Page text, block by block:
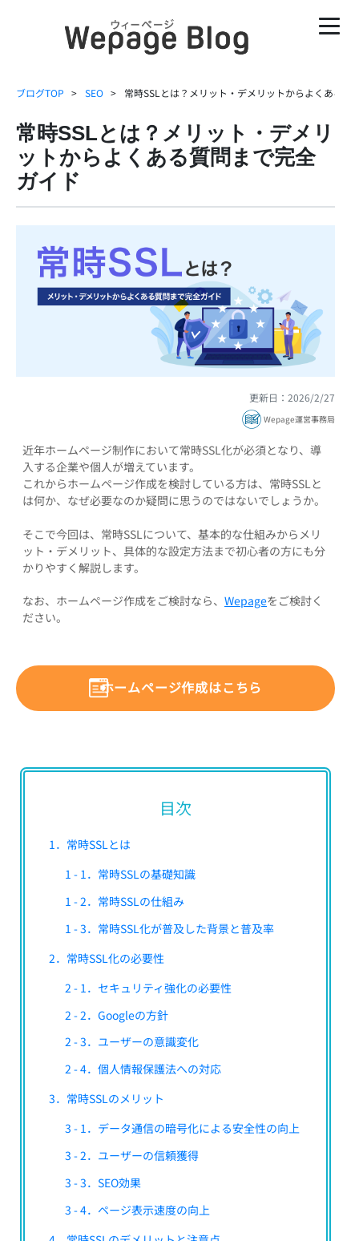
ブログTOP SEO 常時SSLとは？メリット・デメリットからよくある質
常時SSLとは？メリット・デメリ
ットからよくある質問まで完全
ガイド
更新日：2026/2/27
Wepage運営事務局
近年ホームページ制作において常時SSL化が必須となり、導
入する企業や個人が増えています。
これからホームページ作成を検討している方は、常時SSLと
は何か、なぜ必要なのか疑問に思うのではないでしょうか。
そこで今回は、常時SSLについて、基本的な仕組みからメリ
ット・デメリット、具体的な設定方法まで初心者の方にも分
かりやすく解説します。
なお、ホームページ作成をご検討なら、 Wepageをご検討く
ださい。
ホームページ作成はこちら
目次
1．常時SSLとは
1 - 1．常時SSLの基礎知識
1 - 2．常時SSLの仕組み
1 - 3．常時SSL化が普及した背景と普及率
2．常時SSL化の必要性
2 - 1．セキュリティ強化の必要性
2 - 2．Googleの方針
2 - 3．ユーザーの意識変化
2 - 4．個人情報保護法への対応
3．常時SSLのメリット
3 - 1．データ通信の暗号化による安全性の向上
3 - 2．ユーザーの信頼獲得
3 - 3．SEO効果
3 - 4．ページ表示速度の向上